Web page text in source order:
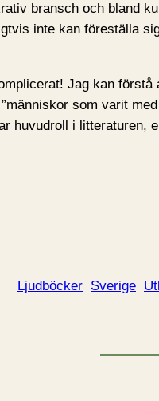
bransch och bland
inte kan föreställa
Jag kan
som varit
huvudroll i litteraturen,
Ljudböcker Sverige